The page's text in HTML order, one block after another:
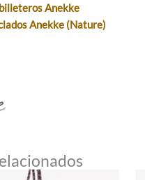
Anekke
Anekke (Nature)